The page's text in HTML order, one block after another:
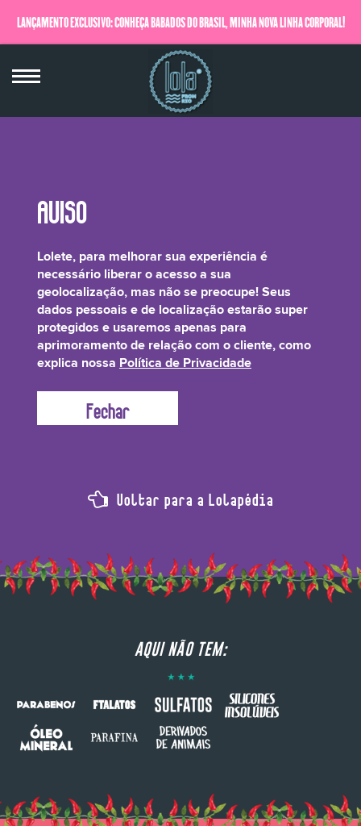
LANÇAMENTO EXCLUSIVO: CONHEÇA BABADOS DO BRASIL, MINHA NOVA LINHA CORPORAL!
QUERO SABER MAIS
Sodium Cocoyl Isethionate*
É um tensoativo aniônico, com propriedades hidratantes que ajudam a limpar
o couro cabeludo sem comprometer o PH natural da pele.
Voltar para a Lolapédia
AQUI NÃO TEM:
Lolete, para melhorar sua experiência é
necessário liberar o acesso a sua
geolocalização, mas não se preocupe! Seus
dados pessoais e de localização estarão super
protegidos e usaremos apenas para
aprimoramento de relação com o cliente, como
explica nossa Política de Privacidade